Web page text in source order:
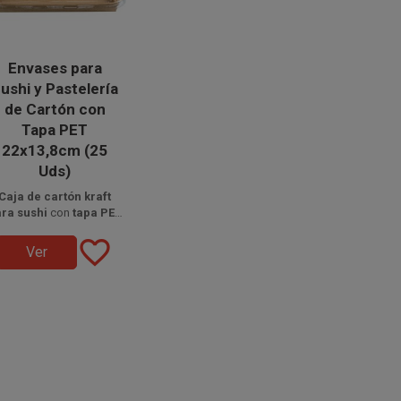
Envases para
y Pastelería
de Cartón con
Tapa PET
22x13,8cm (25
Uds)
Caja de cartón kraft
sushi con tapa PET
x 13,8 cm
, base19,6 x
11,3 cm y altura 4,2 cm
de 25 unidades.
Ver favorite_border